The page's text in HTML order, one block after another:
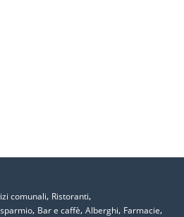
comunali, Ristoranti,
, Bar e caffè, Alberghi, Farmacie,